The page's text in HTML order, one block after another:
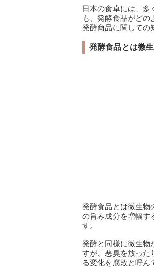
日本の食卓には、
も、発酵食品がど
発酵商品に関しての
発酵食品とは微
発酵食品とは微生物
の旨み成分を増幅す
す。
発酵と同様に微生物
すが、悪臭を放った
る変化を腐敗と呼ん